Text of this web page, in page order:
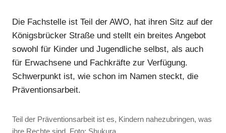
Die Fachstelle ist Teil der AWO, hat ihren Sitz auf der
Königsbrücker Straße und stellt ein breites Angebot
sowohl für Kinder und Jugendliche selbst, als auch
für Erwachsene und Fachkräfte zur Verfügung.
Schwerpunkt ist, wie schon im Namen steckt, die
Präventionsarbeit.
Teil der Präventionsarbeit ist es, Kindern nahezubringen, was
ihre Rechte sind. Foto: Shukura